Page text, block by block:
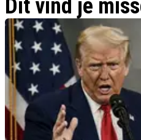
Dit vind je